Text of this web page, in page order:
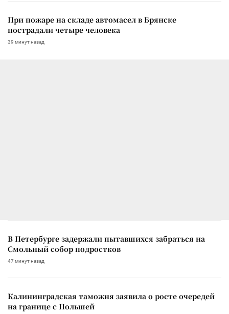
При пожаре на складе автомасел в Брянске
пострадали четыре человека
39 минут назад
В Петербурге задержали пытавшихся забраться на
Смольный собор подростков
47 минут назад
Калининградская таможня заявила о росте очередей
на границе с Польшей